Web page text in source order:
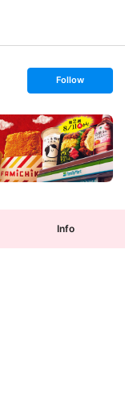
s
t
o
l
l
o
w
Follow
Info